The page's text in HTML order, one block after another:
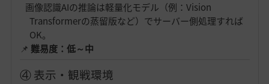
画像認識AIの推論は軽量化モデル（例：Vision
Transformerの蒸留版など）でサーバー側処理すれば
OK。
📌 難易度：低～中
④ 表示・観戦環境